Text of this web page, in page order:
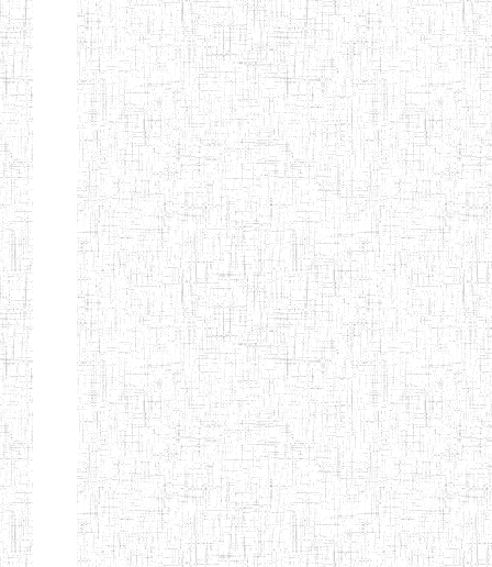
EDUCATION
TEACHERS'
TRAINING AND
EMPOWERMENT
PROGRAMME
(CISETTEP)
ALBERT
TEACHERS'
TRAINING
INSTITUTE
CAMEROUN
(A.T.T.I.C)
27/08/2015 ENIEG
NACHO
TECHNICAL
TEACHER
12/08/2010 ENIET